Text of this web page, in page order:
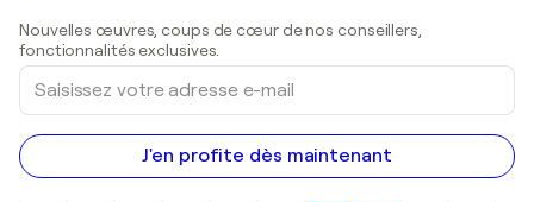
Peintures acryliques
Nouvelles œuvres, coups de cœur de nos conseillers,
fonctionnalités exclusives.
Saisissez
votre
adresse
e-
mail
J'en profite dès maintenant